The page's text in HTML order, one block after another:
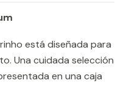
está diseñada para
Una cuidada selección
en una caja